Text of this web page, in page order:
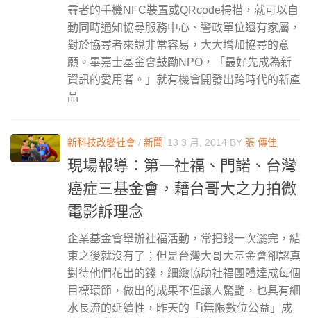
尋者的手機NFC裝置或QRcode掃描，就可以自
動同時通知協尋服務中心、警政單位還有家屬，
對於協尋者來說非常容易，大大增加協尋的意
願。畢嘉士基金會鼓勵NPO，「最好先成為新
資訊的愛用者。」就有機會開發出跨時代的新產
品
新科技改變社會 / 新聞 13 3 月, 2014 BY 張 傳佳
現場報導：第一社福、門諾、台灣
癌症三基金會，藉台哥大之力拍微
電影訴理念
企業基金會舉辦社福活動，常把錢一次灑完，結
束之後就沒有了；但是台灣大哥大基金會卻認真
對待他們花出的錢，細緻協助社福團體達成每個
目標環節，做出的成果不但讓人驚艷，也具有細
水長流的延續性，昨天的「i無限數位公益」成